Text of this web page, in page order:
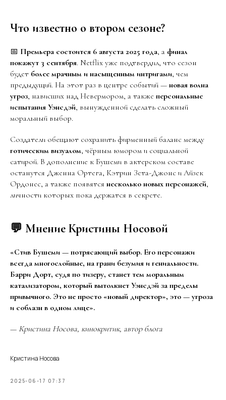
Что известно о втором сезоне?
📅 Премьера состоится 6 августа 2025 года, а финал
покажут 3 сентября. Netflix уже подтвердил, что сезон
будет более мрачным и насыщенным интригами, чем
предыдущий. На этот раз в центре событий — новая волна
угроз, нависших над Невермором, а также персональные
испытания Уэнсдэй, вынужденной сделать сложный
моральный выбор.
Создатели обещают сохранить фирменный баланс между
готическим визуалом, чёрным юмором и социальной
сатирой. В дополнение к Бушеми в актерском составе
останутся Дженна Ортега, Кэтрин Зета-Джонс и Айзек
Ордонес, а также появятся несколько новых персонажей,
личности которых пока держатся в секрете.
💬 Мнение Кристины Носовой
«Стив Бушеми — потрясающий выбор. Его персонажи
всегда многослойные, на грани безумия и гениальности.
Барри Дорт, судя по тизеру, станет тем моральным
катализатором, который вытолкнет Уэнсдэй за пределы
привычного. Это не просто «новый директор», это — угроза
и соблазн в одном лице».
— Кристина Носова, кинокритик, автор блога
Кристина Носова
2025-06-17 07:37